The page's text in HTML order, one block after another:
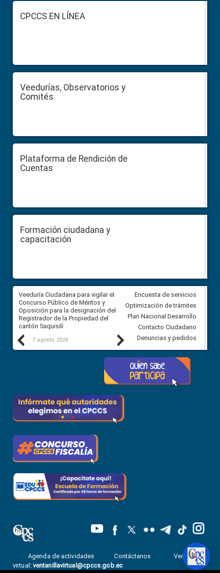
Sidebar
FooterCPCCS EN LÍNEA
Veedurías, Observatorios y
Comités
Plataforma de Rendición de
Cuentas
Formación ciudadana y
capacitación
Previous
Veeduría Ciudadana para vigilar el
Concurso Público de Méritos y
Oposición para la designación del
Registrador de la Propiedad del
cantón Saquisilí
7 agosto, 2026
Veeduría Ciudadana para
construcción del asfaltado de
Ballenita del cantón Santa
7 agosto, 2026
Next
Encuesta de servicios
Optimización de trámites
Plan Nacional Desarrollo
Contacto Ciudadano
Denuncias y pedidos
Agenda de actividades Contáctanos
Ventanilla
virtual : ventanillavirtual@cpccs.gob.ec